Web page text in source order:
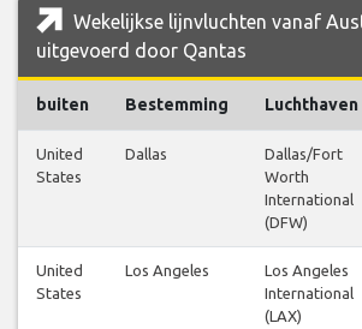
Wekelijkse lijnvluchten vanaf
uitgevoerd door Qantas
buiten Bestemming Luchthaven
United
States
Dallas
Dallas/Fort
Worth
International
(DFW)
United
States
Los Angeles
Los Angeles
International
(LAX)